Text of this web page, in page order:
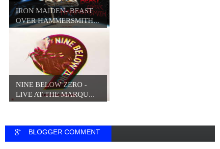
IRON MAIDEN- BEAST
OVER HAMMERSMITH...
NINE BELOW ZERO -
LIVE AT THE MARQU...
BLOGGER COMMENT